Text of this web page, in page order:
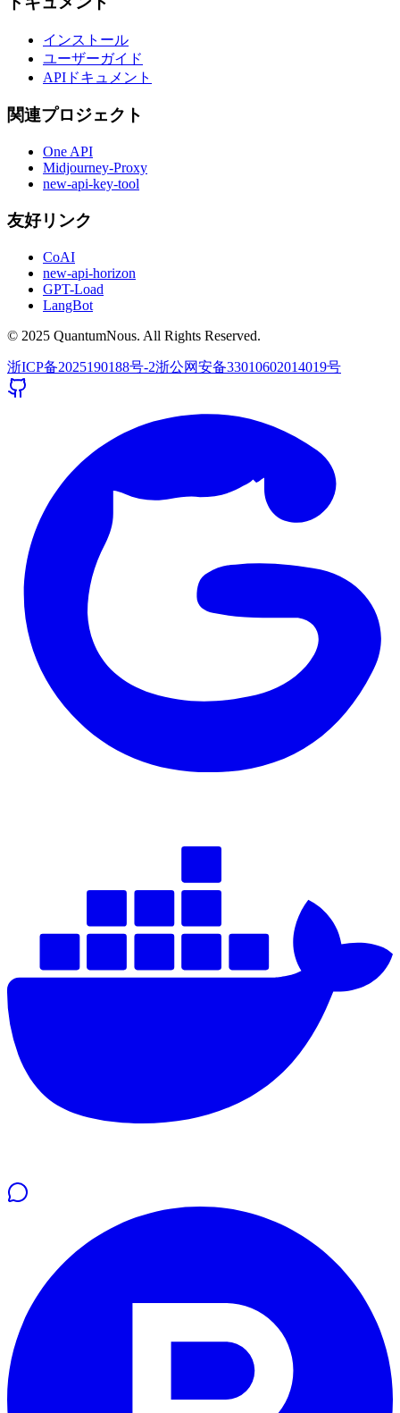
インストール
ユーザーガイド
APIドキュメント
関連プロジェクト
One API
Midjourney-Proxy
new-api-key-tool
友好リンク
CoAI
new-api-horizon
GPT-Load
LangBot
© 2025 QuantumNous. All Rights Reserved.
浙ICP备2025190188号-2浙公网安备33010602014019号